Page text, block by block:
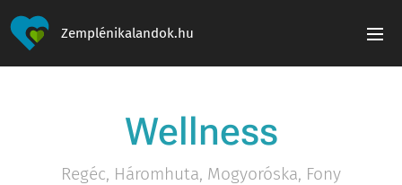
Zemplénikalandok.hu
Wellness
Regéc, Háromhuta, Mogyoróska, Fony